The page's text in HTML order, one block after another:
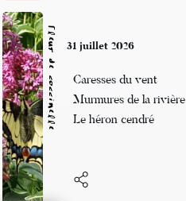
Fleur de coccinelle 31 juillet 2026
Caresses du vent
Murmures de la rivière
Le héron cendré